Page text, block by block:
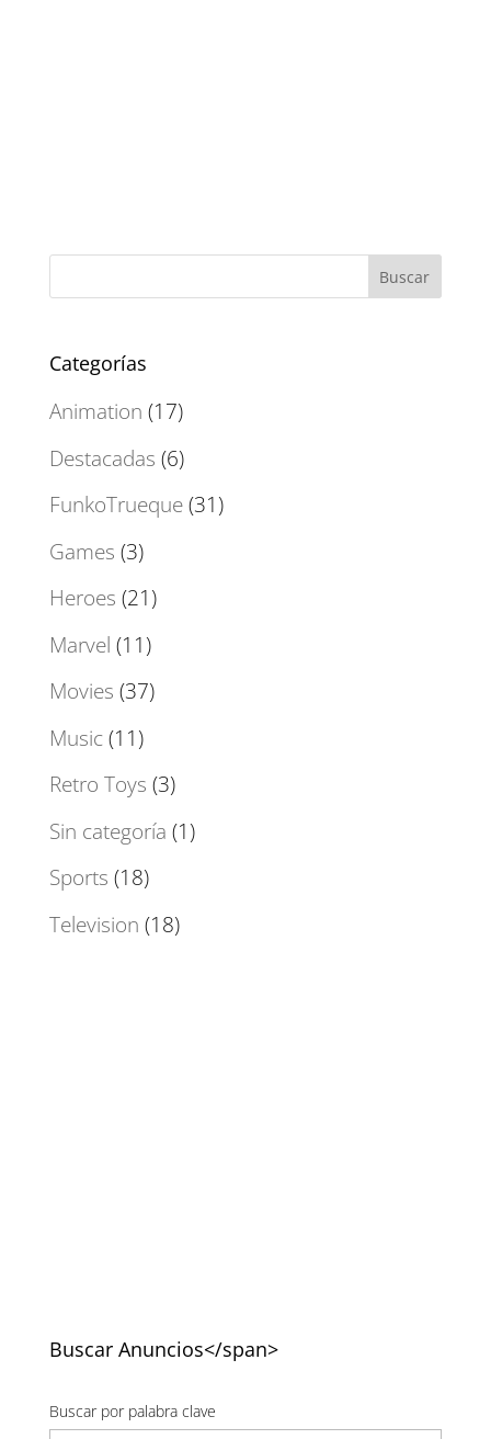
Categorías
Animation (17)
Destacadas (6)
FunkoTrueque(31)
Games (3)
Heroes (21)
Marvel (11)
Movies (37)
Music(11)
Retro Toys (3)
Sin categoría (1)
Sports (18)
Television (18)
Buscar Anuncios</span>
Buscar por palabra clave